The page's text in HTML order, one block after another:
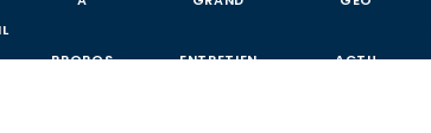
PROPOS ENTRETIEN ACTU